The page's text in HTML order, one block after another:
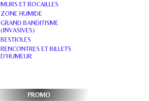
MURS ET ROCAILLES
ZONE HUMIDE
GRAND BANDITISME
(INVASIVES)
BESTIOLES
RENCONTRES ET BILLETS
D'HUMEUR
PROMO